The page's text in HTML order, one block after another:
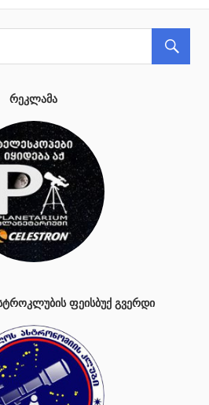
ᲠᲔᲙᲚᲐᲛᲐ
ᲤᲔᲘᲡᲑᲣᲥ ᲒᲕᲔᲠᲓᲘ